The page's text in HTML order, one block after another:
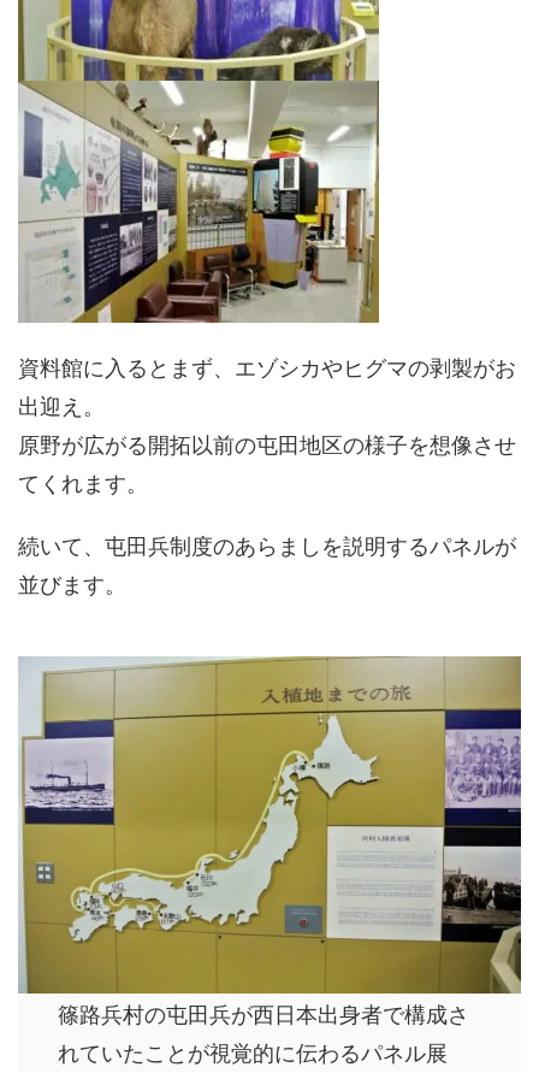
資料館に入るとまず、エゾシカやヒグマの剥製がお
出迎え。
原野が広がる開拓以前の屯田地区の様子を想像させ
てくれます。
続いて、屯田兵制度のあらましを説明するパネルが
並びます。
篠路兵村の屯田兵が西日本出身者で構成さ
れていたことが視覚的に伝わるパネル展